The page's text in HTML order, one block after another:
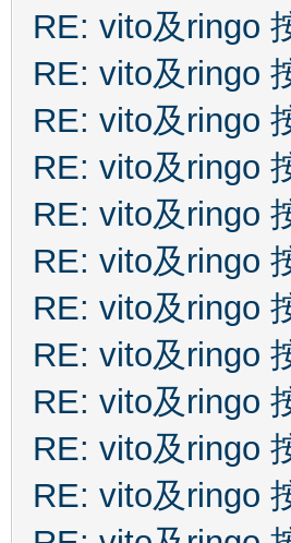
RE: vito及ringo
RE: vito及ringo
RE: vito及ringo
RE: vito及ringo
RE: vito及ringo
RE: vito及ringo
RE: vito及ringo
RE: vito及ringo
RE: vito及ringo
RE: vito及ringo
RE: vito及ringo